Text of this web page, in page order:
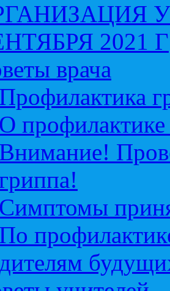
2021 Г
врача
Профилактика
О профилактике
Внимание!
Симптомы
По